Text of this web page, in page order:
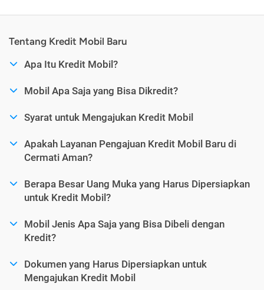
Tentang Kredit Mobil Baru
Apa Itu Kredit Mobil?
Mobil Apa Saja yang Bisa Dikredit?
Syarat untuk Mengajukan Kredit Mobil
Apakah Layanan Pengajuan Kredit Mobil Baru di
Cermati Aman?
Berapa Besar Uang Muka yang Harus Dipersiapkan
untuk Kredit Mobil?
Mobil Jenis Apa Saja yang Bisa Dibeli dengan
Kredit?
Dokumen yang Harus Dipersiapkan untuk
Mengajukan Kredit Mobil